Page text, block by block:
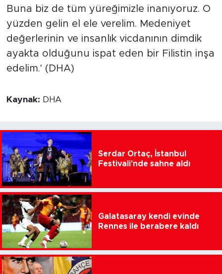
Buna biz de tüm yüreğimizle inanıyoruz. O
yüzden gelin el ele verelim. Medeniyet
değerlerinin ve insanlık vicdanının dimdik
ayakta olduğunu ispat eden bir Filistin inşa
edelim.' (DHA)
Kaynak: DHA
Serdar Ortaç, İstanbul
Festivali'nde sahne aldı
Galatasaray kendi evinde
Rennes ile berabere kaldı